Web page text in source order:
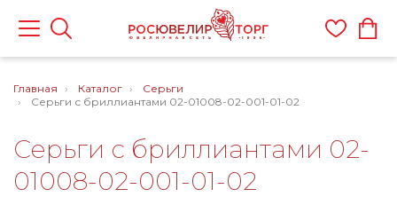
Главная Каталог
Серьги
Серьги с бриллиантами 02-01008-02-001-01-02
Серьги с бриллиантами 02-
01008-02-001-01-02